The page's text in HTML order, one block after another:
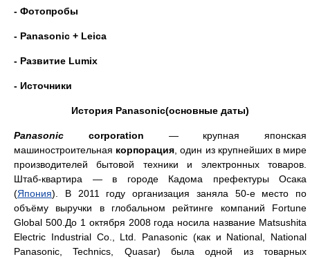
- Фотопробы
- Panasonic + Leica
- Развитие Lumix
- Источники
История Panasonic(основные даты)
Panasonic corporation — крупная японская
машиностроительная корпорация , один из крупнейших в мире
производителей бытовой техники и электронных товаров.
Штаб-квартира — в городе Кадома префектуры Осака
(Япония). В 2011 году организация заняла 50-е место по
объёму выручки в глобальном рейтинге компаний Fortune
Global 500.До 1 октября 2008 года носила название Matsushita
Electric Industrial Co., Ltd. Panasonic (как и National, National
Panasonic, Technics, Quasar) была одной из товарных